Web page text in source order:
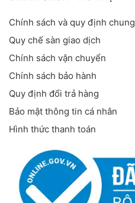
Chính sách và quy định chung
Quy chế sàn giao dịch
Chính sách vận chuyển
Chính sách bảo hành
Quy định đổi trả hàng
Bảo mật thông tin cá nhân
Hình thức thanh toán